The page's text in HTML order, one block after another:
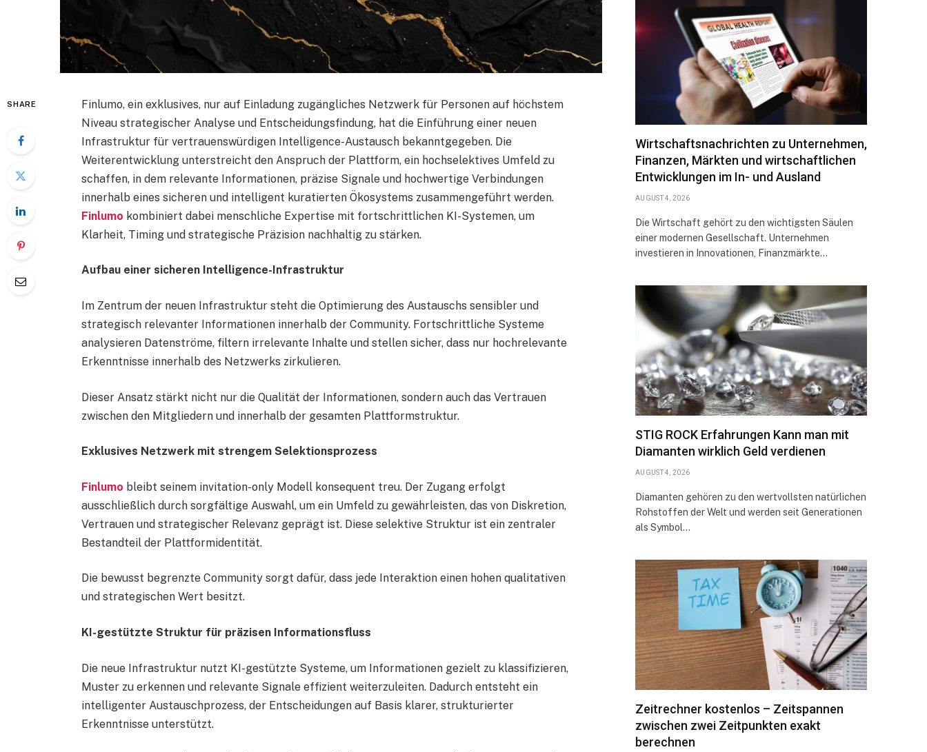
SHARE
Finlumo, ein exklusives, nur auf Einladung zugängliches Netzwerk für Personen auf höchstem
Niveau strategischer Analyse und Entscheidungsfindung, hat die Einführung einer neuen
Infrastruktur für vertrauenswürdigen Intelligence-Austausch bekanntgegeben. Die
Weiterentwicklung unterstreicht den Anspruch der Plattform, ein hochselektives Umfeld zu
schaffen, in dem relevante Informationen, präzise Signale und hochwertige Verbindungen
innerhalb eines sicheren und intelligent kuratierten Ökosystems zusammengeführt werden.
Finlumo kombiniert dabei menschliche Expertise mit fortschrittlichen KI-Systemen, um
Klarheit, Timing und strategische Präzision nachhaltig zu stärken.
Aufbau einer sicheren Intelligence-Infrastruktur
Im Zentrum der neuen Infrastruktur steht die Optimierung des Austauschs sensibler und
strategisch relevanter Informationen innerhalb der Community. Fortschrittliche Systeme
analysieren Datenströme, filtern irrelevante Inhalte und stellen sicher, dass nur hochrelevante
Erkenntnisse innerhalb des Netzwerks zirkulieren.
Dieser Ansatz stärkt nicht nur die Qualität der Informationen, sondern auch das Vertrauen
zwischen den Mitgliedern und innerhalb der gesamten Plattformstruktur.
Exklusives Netzwerk mit strengem Selektionsprozess
Finlumo bleibt seinem invitation-only Modell konsequent treu. Der Zugang erfolgt
ausschließlich durch sorgfältige Auswahl, um ein Umfeld zu gewährleisten, das von Diskretion,
Vertrauen und strategischer Relevanz geprägt ist. Diese selektive Struktur ist ein zentraler
Bestandteil der Plattformidentität.
Die bewusst begrenzte Community sorgt dafür, dass jede Interaktion einen hohen qualitativen
und strategischen Wert besitzt.
KI-gestützte Struktur für präzisen Informationsfluss
Die neue Infrastruktur nutzt KI-gestützte Systeme, um Informationen gezielt zu klassifizieren,
Muster zu erkennen und relevante Signale effizient weiterzuleiten. Dadurch entsteht ein
intelligenter Austauschprozess, der Entscheidungen auf Basis klarer, strukturierter
Erkenntnisse unterstützt.
Wirtschaftsnachrichten zu Unternehmen,
Finanzen, Märkten und wirtschaftlichen
Entwicklungen im In- und Ausland
AUGUST 4, 2026
Die Wirtschaft gehört zu den wichtigsten Säulen
einer modernen Gesellschaft. Unternehmen
investieren in Innovationen, Finanzmärkte…
STIG ROCK Erfahrungen Kann man mit
Diamanten wirklich Geld verdienen
AUGUST 4, 2026
Diamanten gehören zu den wertvollsten natürlichen
Rohstoffen der Welt und werden seit Generationen
als Symbol…
Zeitrechner kostenlos – Zeitspannen
zwischen zwei Zeitpunkten exakt
berechnen